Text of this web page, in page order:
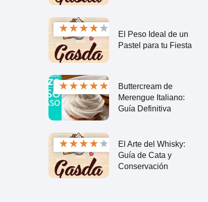
★★★★★
El Peso Ideal de un
Pastel para tu Fiesta
★★★★★
Buttercream de
Merengue Italiano:
Guía Definitiva
★★★★★
El Arte del Whisky:
Guía de Cata y
Conservación